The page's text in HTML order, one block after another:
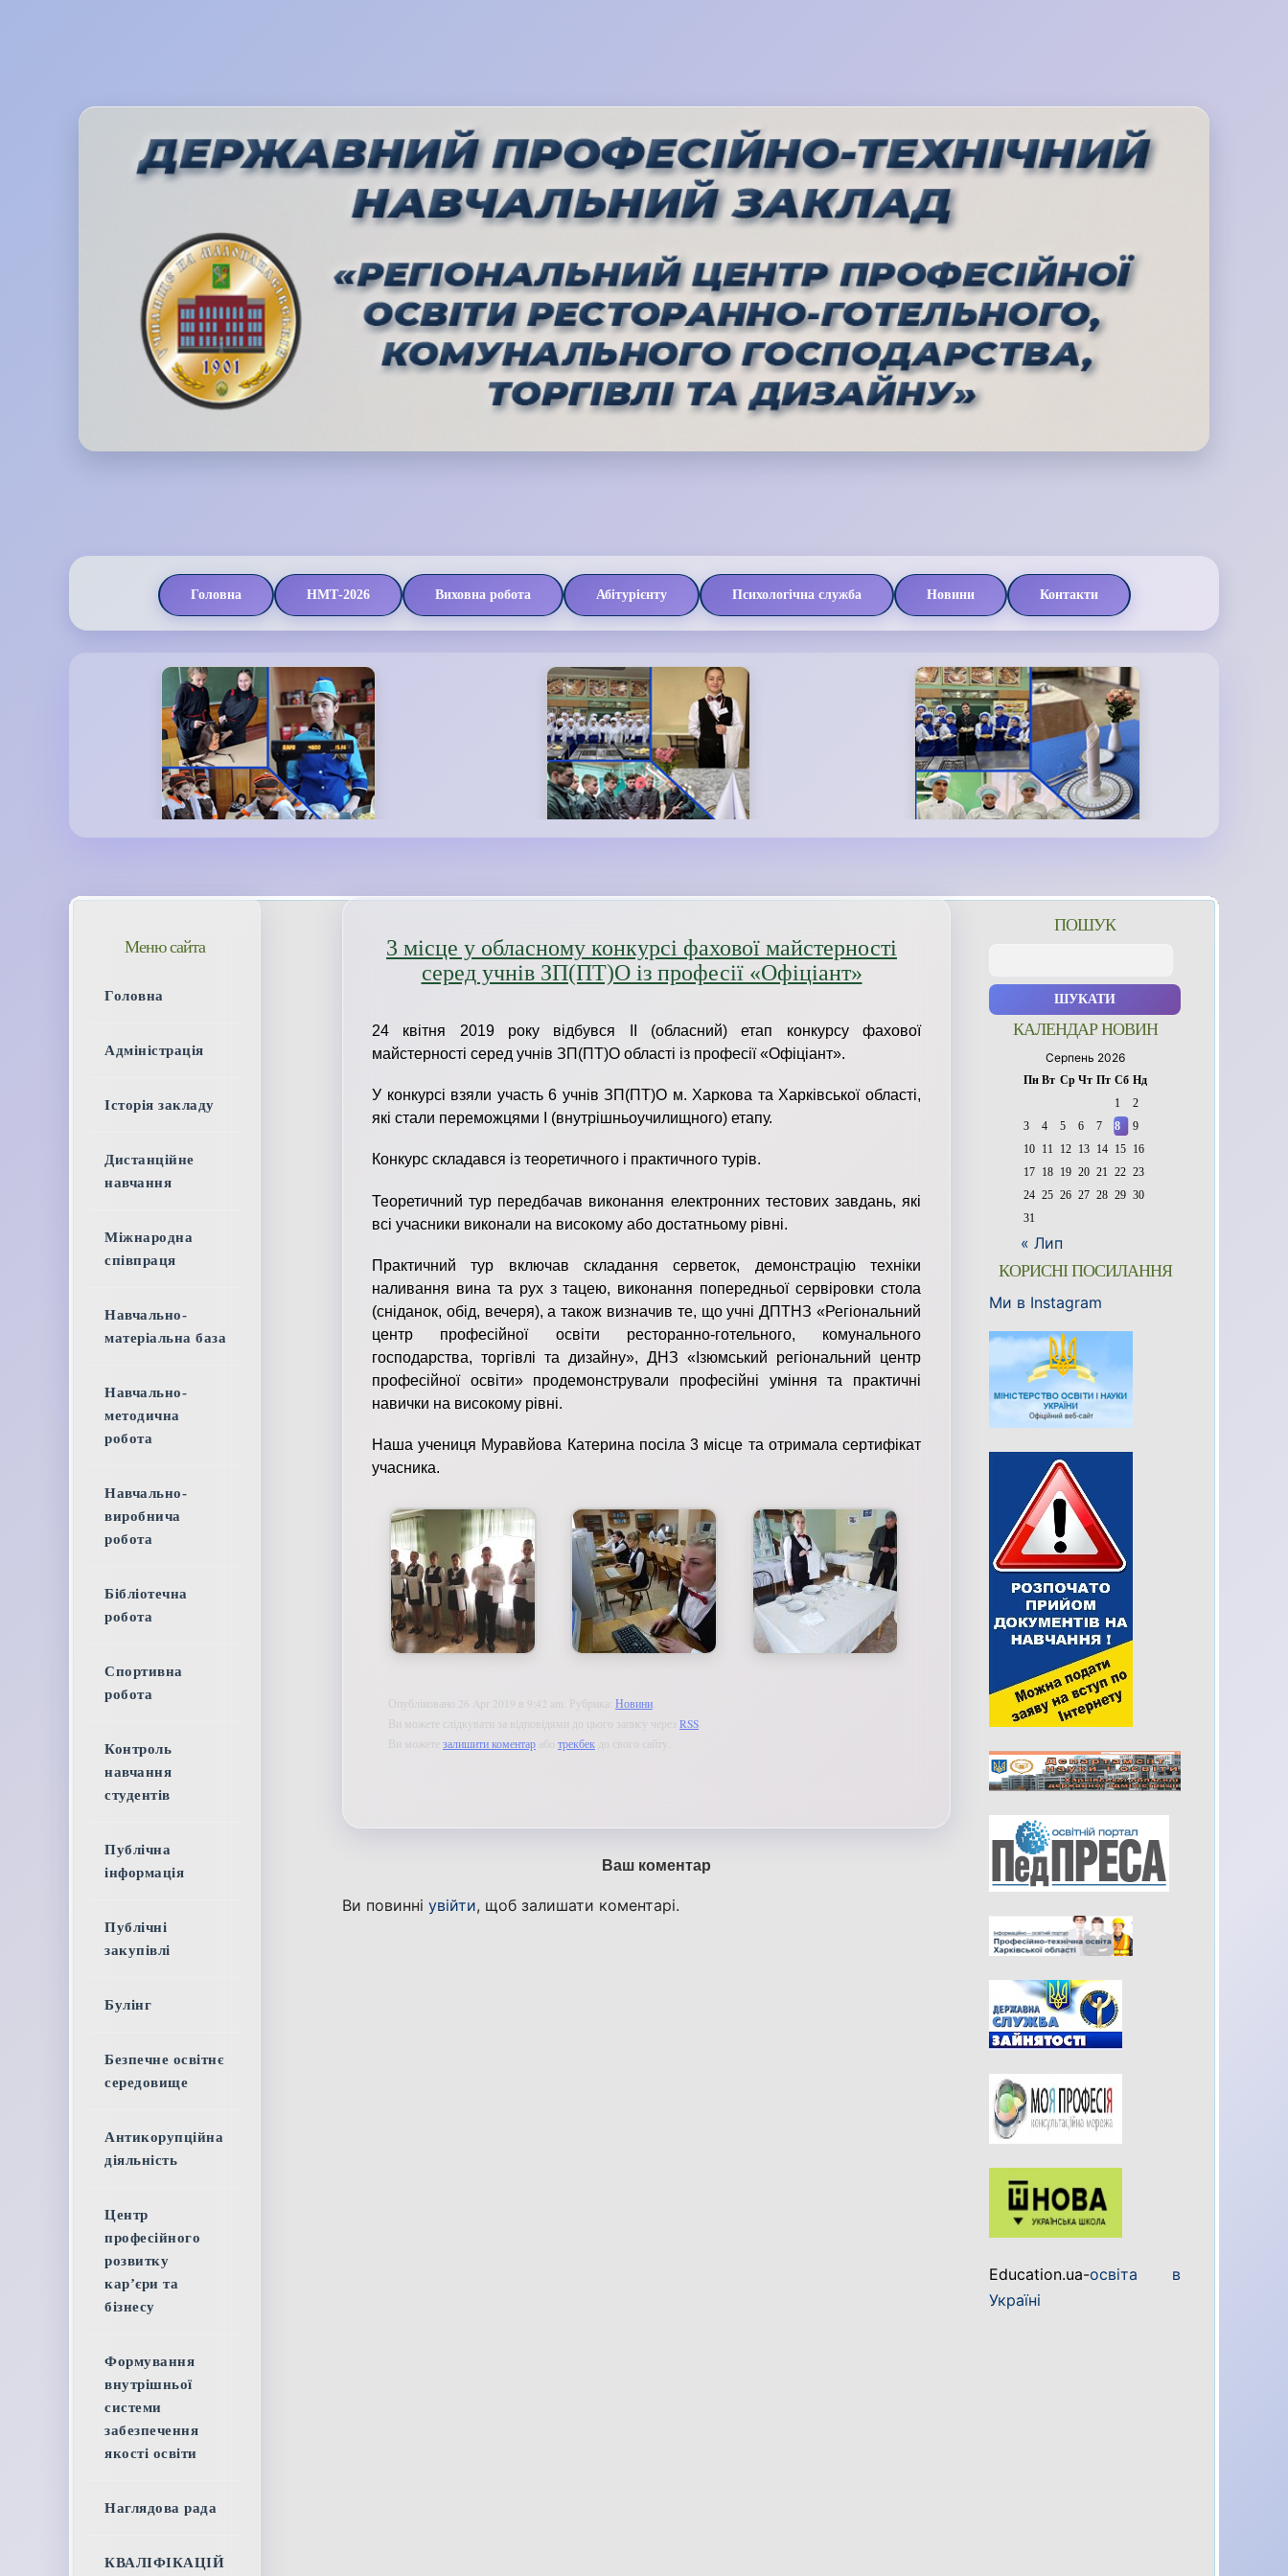
Головна НМТ-2026 Виховна робота Абітурієнту Психологічна служба Новини Контакти
3 місце у обласному конкурсі фахової майстерності
серед учнів ЗП(ПТ)О із професії «Офіціант»
24 квітня 2019 року відбувся ІІ (обласний) етап конкурсу фахової
майстерності серед учнів ЗП(ПТ)О області із професії «Офіціант».
У конкурсі взяли участь 6 учнів ЗП(ПТ)О м. Харкова та Харківської області,
які стали переможцями I (внутрішньоучилищного) етапу.
Конкурс складався із теоретичного і практичного турів.
Теоретичний тур передбачав виконання електронних тестових завдань, які
всі учасники виконали на високому або достатньому рівні.
Практичний тур включав складання серветок, демонстрацію техніки
наливання вина та рух з тацею, виконання попередньої сервіровки стола
(сніданок, обід, вечеря), а також визначив те, що учні ДПТНЗ «Регіональний
центр професійної освіти ресторанно-готельного, комунального
господарства, торгівлі та дизайну», ДНЗ «Ізюмський регіональний центр
професійної освіти» продемонстрували професійні уміння та практичні
навички на високому рівні.
Наша учениця Муравйова Катерина посіла 3 місце та отримала сертифікат
учасника.
Опубліковано 26 Apr 2019 в 9:42 am. Рубрика: Новини
Ви можете слідкувати за відповідями до цього запису через RSS
Ви можете залишити коментар трекбек до свого сайту.
Ваш коментар
Ви повинні увійти, щоб залишати коментарі.
ПОШУК
КАЛЕНДАР НОВИН
Серпень 2026
Пн Вт Ср Чт Пт Сб Нд
1
2
3
4 5 6 7 8
9
10
11 12 13 14 15
16
17
18 19 20 21 22 23
24 25 26 27 28 29 30
31
« Лип
КОРИСНІ ПОСИЛАННЯ
Ми в Instagram
Education.ua-освіта в
Україні
Меню сайта
Головна
Адміністрація
Історія закладу
Дистанційне
навчання
Міжнародна
співпраця
Навчально-
матеріальна база
Навчально-
методична
робота
Навчально-
виробнича
робота
Бібліотечна
робота
Спортивна
робота
Контроль
навчання
студентів
Публічна
інформація
Публічні
закупівлі
Булінг
Безпечне освітнє
середовище
Антикорупційна
діяльність
Центр
професійного
розвитку
кар’єри та
бізнесу
Формування
внутрішньої
системи
забезпечення
якості освіти
Наглядова рада
КВАЛІФІКАЦІЙ